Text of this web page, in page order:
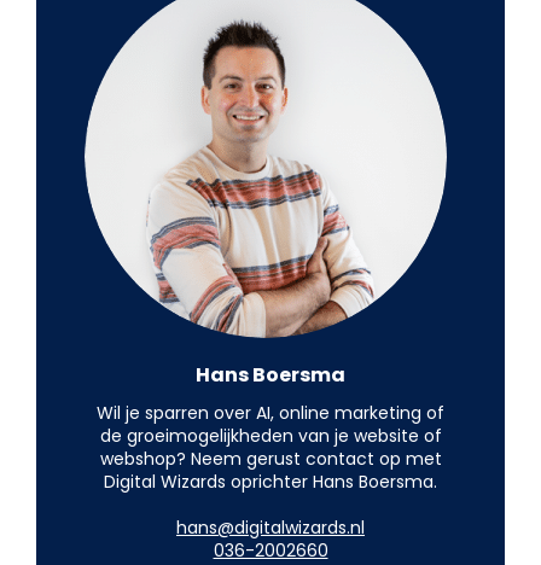
Hans Boersma
Wil je sparren over AI, online marketing of
de groeimogelijkheden van je website of
webshop? Neem gerust contact op met
Digital Wizards oprichter Hans Boersma.
hans@digitalwizards.nl
036-2002660